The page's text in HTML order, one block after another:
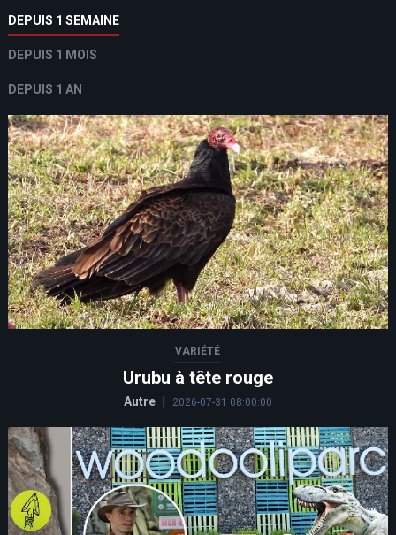
DEPUIS 1 SEMAINE
DEPUIS 1 MOIS
DEPUIS 1 AN
VARIÉTÉ
Urubu à tête rouge
Autre 2026-07-31 08:00:00